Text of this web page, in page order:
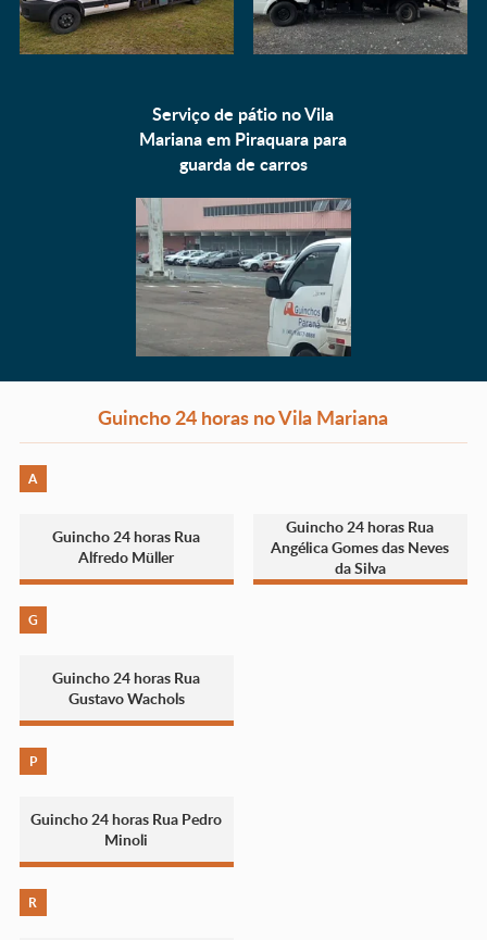
Serviço de pátio no Vila
Mariana em Piraquara para
guarda de carros
Guincho 24 horas no Vila Mariana
A
Guincho 24 horas Rua
Alfredo Müller
Guincho 24 horas Rua
Angélica Gomes das Neves
da Silva
G
Guincho 24 horas Rua
Gustavo Wachols
P
Guincho 24 horas Rua Pedro
Minoli
R